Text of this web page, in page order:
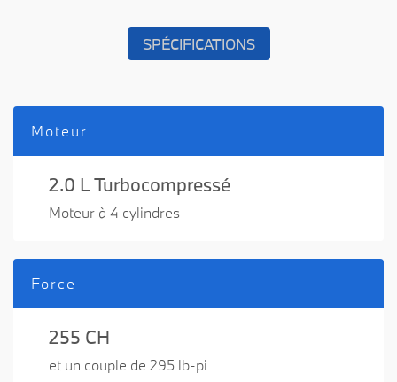
SPÉCIFICATIONS
Moteur
2.0 L Turbocompressé
Moteur à 4 cylindres
Force
255 CH
et un couple de 295 lb-pi